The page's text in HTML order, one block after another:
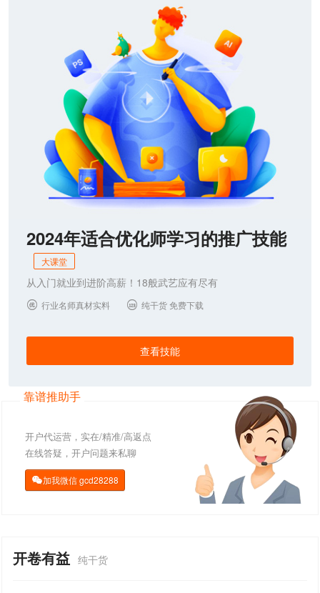
2024年适合优化师学习的推广技能
大课堂
从入门就业到进阶高薪！18般武艺应有尽有
 行业名师真材实料  纯干货 免费下载
查看技能
靠谱推助手
开户代运营，实在/精准/高返点
在线答疑，开户问题来私聊
加我微信gcd28288
开卷有益 纯干货